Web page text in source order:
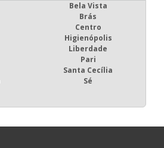
Bela Vista
Brás
Centro
Higienópolis
Liberdade
Pari
Santa Cecília
Sé